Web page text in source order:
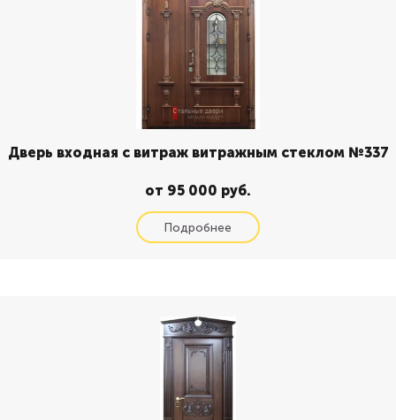
Дверь входная с витраж витражным стеклом №337
от 95 000 руб.